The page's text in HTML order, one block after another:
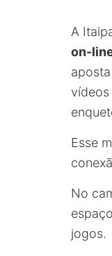
A
on-
vídeos
Esse
No
jogos.